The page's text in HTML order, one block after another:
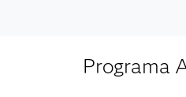
Programa